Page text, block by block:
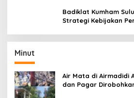
Badiklat Kumham
Strategi Kebijakan
Minut
Air Mata di Airmadidi
dan Pagar